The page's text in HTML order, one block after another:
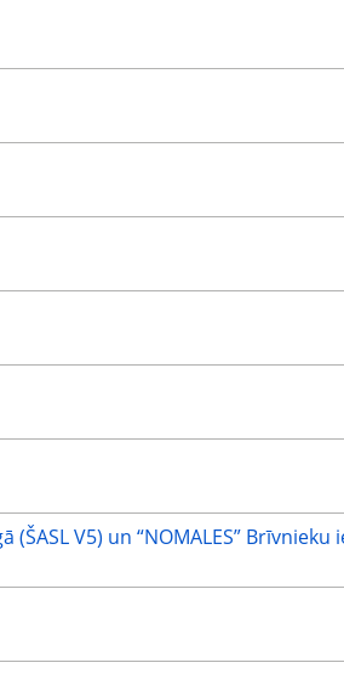
V5) un “NOMALES”